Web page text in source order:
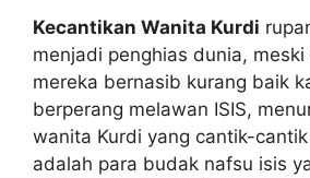
Kecantikan Wanita Kurdi
menjadi penghias dunia,
mereka bernasib kurang baik
berperang melawan ISIS,
wanita Kurdi yang cantik-
adalah para budak nafsu isis